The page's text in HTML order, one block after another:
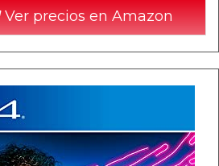
Ver precios en Amazon